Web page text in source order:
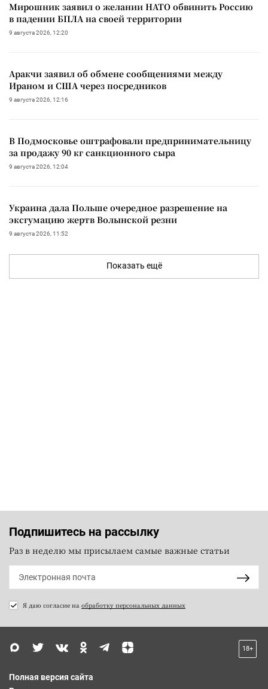
Мирошник заявил о желании НАТО обвинить Россию
в падении БПЛА на своей территории
9 августа 2026, 12:20
Аракчи заявил об обмене сообщениями между
Ираном и США через посредников
9 августа 2026, 12:16
В Подмосковье оштрафовали предпринимательницу
за продажу 90 кг санкционного сыра
9 августа 2026, 12:04
Украина дала Польше очередное разрешение на
эксгумацию жертв Волынской резни
9 августа 2026, 11:52
Показать ещё
Подпишитесь на рассылку
Раз в неделю мы присылаем самые важные статьи
Я даю согласие на обработку персональных данных
18+
Полная версия сайта